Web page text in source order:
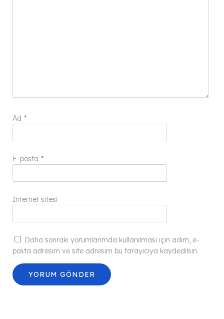
Ad *
E-posta *
İnternet sitesi
Daha sonraki yorumlarımda kullanılması için adım, e-
posta adresim ve site adresim bu tarayıcıya kaydedilsin.